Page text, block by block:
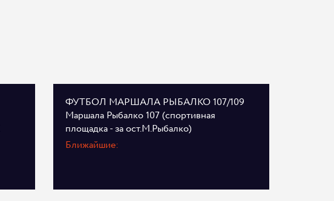
ФУТБОЛ МАРШАЛА РЫБАЛКО 107/109
Маршала Рыбалко 107 (спортивная
площадка - за ост.М.Рыбалко)
Ближайшие: